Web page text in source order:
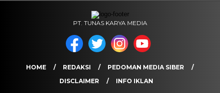
PT. TUNAS KARYA MEDIA
HOME REDAKSI
PEDOMAN MEDIA SIBER
DISCLAIMER
INFO IKLAN